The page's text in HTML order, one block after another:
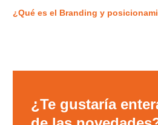
¿Qué es el Branding y
¿Te gustaría